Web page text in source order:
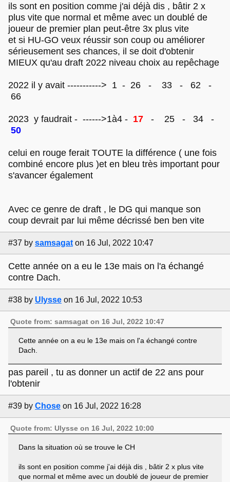
ils sont en position comme j'ai déjà dis , bâtir 2 x
plus vite que normal et même avec un doublé de
joueur de premier plan peut-être 3x plus vite
et si HU-GO veux réussir son coup ou améliorer
sérieusement ses chances, il se doit d'obtenir
MIEUX qu'au draft 2022 niveau choix au repêchage
2022 il y avait -----------> 1 - 26 - 33 - 62 -
66
2023 y faudrait - ------>1à4 - 17 - 25 - 34 -
50
celui en rouge ferait TOUTE la différence ( une fois
combiné encore plus )et en bleu très important pour
s'avancer également
Avec ce genre de draft , le DG qui manque son
coup devrait par lui même décrissé ben ben vite
#37 by samsagat on 16 Jul, 2022 10:47
Cette année on a eu le 13e mais on l'a échangé
contre Dach.
#38 by Ulysse on 16 Jul, 2022 10:53
Quote from: samsagat on 16 Jul, 2022 10:47
Cette année on a eu le 13e mais on l'a échangé contre
Dach.
pas pareil , tu as donner un actif de 22 ans pour
l'obtenir
#39 by Chose on 16 Jul, 2022 16:28
Quote from: Ulysse on 16 Jul, 2022 10:00
Dans la situation où se trouve le CH
ils sont en position comme j'ai déjà dis , bâtir 2 x plus vite
que normal et même avec un doublé de joueur de premier